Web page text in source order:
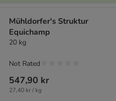
Mühldorfer's Struktur
Equichamp
20 kg
547,90 kr
27,40 kr / kg
Not Rated